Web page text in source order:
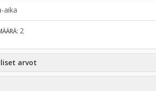
aika
2
arvot